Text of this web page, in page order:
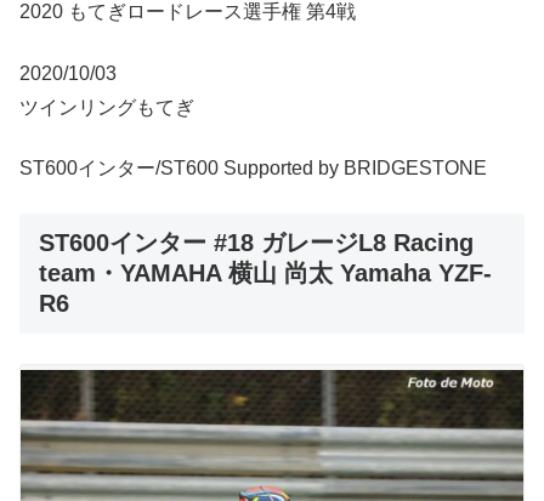
2020 もてぎロードレース選手権 第4戦
2020/10/03
ツインリングもてぎ
ST600インター/ST600 Supported by BRIDGESTONE
ST600インター #18 ガレージL8 Racing
team・YAMAHA 横山 尚太 Yamaha YZF-
R6